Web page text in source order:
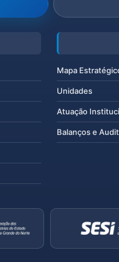
Mapa
Unidades
Atuação
Balanços e